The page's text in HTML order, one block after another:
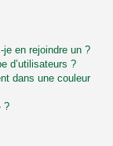
en rejoindre un ?
d’utilisateurs ?
dans une couleur
?